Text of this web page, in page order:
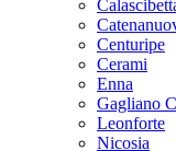
Centuripe
Cerami
Enna
Gagliano
Leonforte
Nicosia